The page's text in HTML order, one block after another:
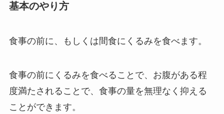
基本のやり方
食事の前に、もしくは間食にくるみを食べます。
食事の前にくるみを食べることで、お腹がある程
度満たされることで、食事の量を無理なく抑える
ことができます。